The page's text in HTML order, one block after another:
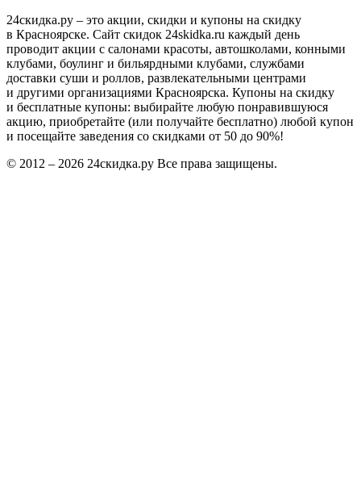
24скидка.ру – это акции, скидки и купоны на скидку
в Красноярске. Сайт скидок 24skidka.ru каждый день
проводит акции с салонами красоты, автошколами, конными
клубами, боулинг и бильярдными клубами, службами
доставки суши и роллов, развлекательными центрами
и другими организациями Красноярска. Купоны на скидку
и бесплатные купоны: выбирайте любую понравившуюся
акцию, приобретайте (или получайте бесплатно) любой купон
и посещайте заведения со скидками от 50 до 90%!
© 2012 – 2026 24скидка.ру Все права защищены.